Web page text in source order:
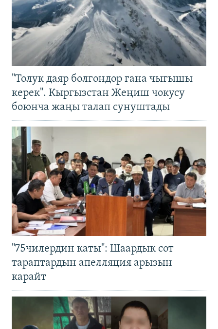
"Толук даяр болгондор гана чыгышы
керек". Кыргызстан Жеңиш чокусу
боюнча жаңы талап сунуштады
"75чилердин каты": Шаардык сот
тараптардын апелляция арызын
карайт